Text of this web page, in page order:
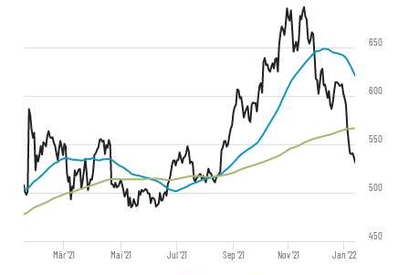
Mär '21 Mai '21 Jul '21 Sep '21 Nov '21 Jan '22
450
500
550
600
650